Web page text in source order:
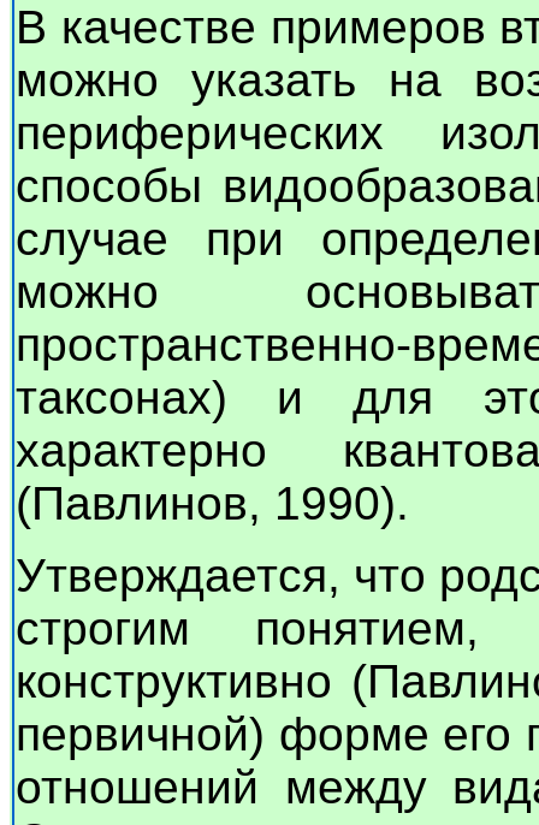
В качестве примеров
можно указать на
периферических
способы
случае при
можно
пространственно-
таксонах) и для
характерно
(Павлинов, 1990).
Утверждается, что
строгим
конструктивно
первичной) форме его
отношений между